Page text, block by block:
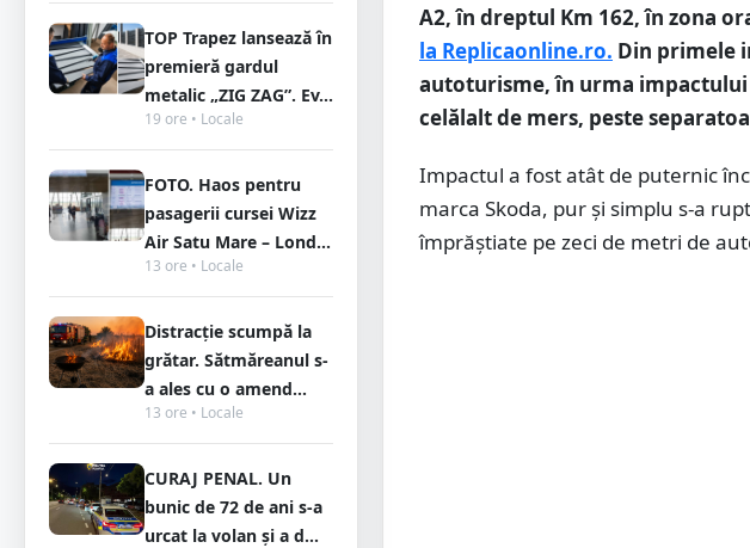
TOP Trapez lansează în
premieră gardul
metalic „ZIG ZAG”. Ev...
19 ore • Locale
FOTO. Haos pentru
pasagerii cursei Wizz
Air Satu Mare – Lond...
13 ore • Locale
Distracție scumpă la
grătar. Sătmăreanul s-
a ales cu o amend...
13 ore • Locale
CURAJ PENAL. Un
bunic de 72 de ani s-a
urcat la volan și a d...
A2, în dreptul Km 162, în zona
la Replicaonline.ro. Din primele
autoturisme, în urma
celălalt de mers, peste
Impactul a fost atât de puternic
marca Skoda, pur și simplu s-a
împrăștiate pe zeci de metri de